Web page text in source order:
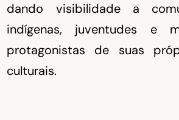
dando visibilidade a
indígenas, juventudes e
protagonistas de suas
culturais.